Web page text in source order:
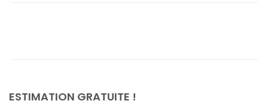
avril 2025
ESTIMATION GRATUITE !